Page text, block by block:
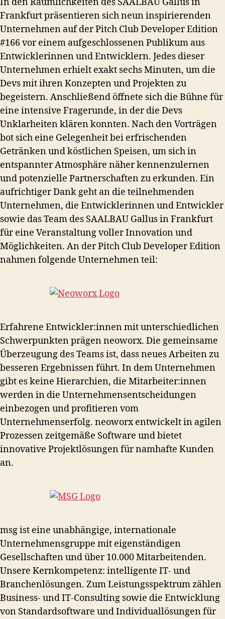
Frankfurt präsentieren sich neun inspirierenden
Unternehmen auf der Pitch Club Developer Edition
#166 vor einem aufgeschlossenen Publikum aus
Entwicklerinnen und Entwicklern. Jedes dieser
Unternehmen erhielt exakt sechs Minuten, um die
Devs mit ihren Konzepten und Projekten zu
begeistern. Anschließend öffnete sich die Bühne für
eine intensive Fragerunde, in der die Devs
Unklarheiten klären konnten. Nach den Vorträgen
bot sich eine Gelegenheit bei erfrischenden
Getränken und köstlichen Speisen, um sich in
entspannter Atmosphäre näher kennenzulernen
und potenzielle Partnerschaften zu erkunden. Ein
aufrichtiger Dank geht an die teilnehmenden
Unternehmen, die Entwicklerinnen und Entwickler
sowie das Team des SAALBAU Gallus in Frankfurt
für eine Veranstaltung voller Innovation und
Möglichkeiten. An der Pitch Club Developer Edition
nahmen folgende Unternehmen teil:
Erfahrene Entwickler:innen mit unterschiedlichen
Schwerpunkten prägen neoworx. Die gemeinsame
Überzeugung des Teams ist, dass neues Arbeiten zu
besseren Ergebnissen führt. In dem Unternehmen
gibt es keine Hierarchien, die Mitarbeiter:innen
werden in die Unternehmensentscheidungen
einbezogen und profitieren vom
Unternehmenserfolg. neoworx entwickelt in agilen
Prozessen zeitgemäße Software und bietet
innovative Projektlösungen für namhafte Kunden
an.
msg ist eine unabhängige, internationale
Unternehmensgruppe mit eigenständigen
Gesellschaften und über 10.000 Mitarbeitenden.
Unsere Kernkompetenz: intelligente IT- und
Branchenlösungen. Zum Leistungsspektrum zählen
Business- und IT-Consulting sowie die Entwicklung
von Standardsoftware und Individuallösungen für